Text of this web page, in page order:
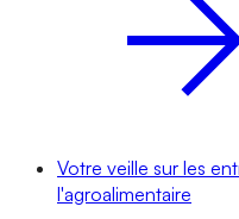
Votre veille sur les
l'agroalimentaire